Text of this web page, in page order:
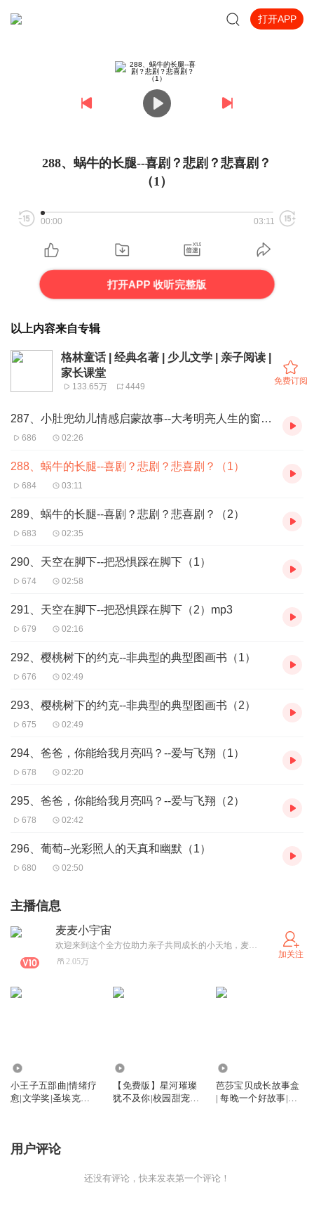
打开APP
288、蜗牛的长腿--喜剧？悲剧？悲喜剧？
（1）
00:00 03:11
打开APP 收听完整版
以上内容来自专辑
格林童话 | 经典名著 | 少儿文学 | 亲子阅读 |
家长课堂
133.65万 4449
免费订阅
287、小肚兜幼儿情感启蒙故事--大考明亮人生的窗口（2）
686 02:26
288、蜗牛的长腿--喜剧？悲剧？悲喜剧？（1）
684 03:11
289、蜗牛的长腿--喜剧？悲剧？悲喜剧？（2）
683 02:35
290、天空在脚下--把恐惧踩在脚下（1）
674 02:58
291、天空在脚下--把恐惧踩在脚下（2）mp3
679 02:16
292、樱桃树下的约克--非典型的典型图画书（1）
676 02:49
293、樱桃树下的约克--非典型的典型图画书（2）
675 02:49
294、爸爸，你能给我月亮吗？--爱与飞翔（1）
678 02:20
295、爸爸，你能给我月亮吗？--爱与飞翔（2）
678 02:42
296、葡萄--光彩照人的天真和幽默（1）
680 02:50
主播信息
麦麦小宇宙
欢迎来到这个全方位助力亲子共同成长的小天地，麦麦主播将通过童话故事、儿童文学、亲子教育、听众心愿单等优质内容助力孩子和家长共成长！让我们在共同聆听、共同学习的过程中实现高质量的“陪伴”，增进亲子感情、共度美好的时光！
2.05万
加关注
小王子五部曲|情绪疗
愈|文学奖|圣埃克苏
【免费版】星河璀璨
犹不及你|校园甜宠|
芭莎宝贝成长故事盒
| 每晚一个好故事|百
用户评论
还没有评论，快来发表第一个评论！